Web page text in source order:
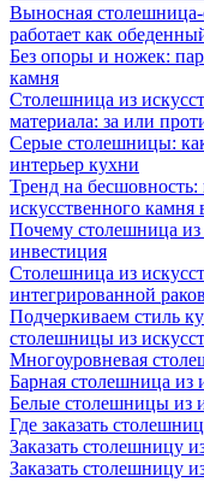
Выносная столешница-
работает как
Без опоры и ножек:
камня
Столешница из
материала: за или
Серые столешницы:
интерьер кухни
Тренд на
искусственного
Почему столешница
инвестиция
Столешница из
интегрированной
Подчеркиваем стиль
столешницы из
Многоуровневая
Барная столешница из
Белые столешницы из
Где заказать
Заказать столешницу
Заказать столешницу